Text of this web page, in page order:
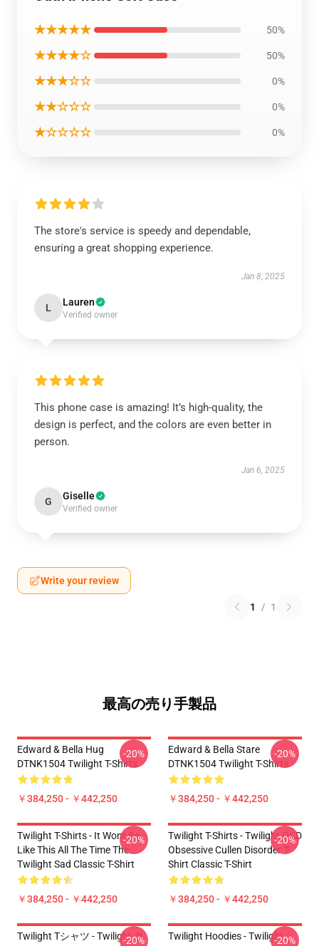
★★★★★ 50%
★★★★☆ 50%
★★★☆☆ 0%
★★☆☆☆ 0%
★☆☆☆☆ 0%
The store's service is speedy and dependable,
ensuring a great shopping experience.
Jan 8, 2025
L Lauren
Verified owner
This phone case is amazing! It’s high-quality, the
design is perfect, and the colors are even better in
person.
Jan 6, 2025
G Giselle
Verified owner
Write your review
1 / 1
最高の売り手製品
Edward & Bella Hug
DTNK1504 Twilight T-Shirts
￥384,250 - ￥442,250
-20%
Edward & Bella Stare
DTNK1504 Twilight T-Shirts
￥384,250 - ￥442,250
-20%
Twilight T-Shirts - It Wont Be
Like This All The Time The
Twilight Sad Classic T-Shirt
￥384,250 - ￥442,250
-20%
Twilight T-Shirts - Twilight OCD
Obsessive Cullen Disorder T-
Shirt Classic T-Shirt
￥384,250 - ￥442,250
-20%
Twilight Tシャツ - Twilight ク
-20%
Twilight Hoodies - Twilight-20%